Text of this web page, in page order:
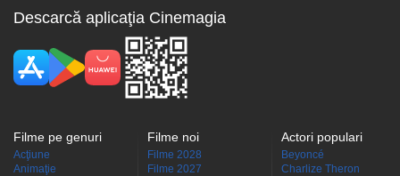
Descarcă aplicaţia Cinemagia
Filme pe genuri
Acţiune
Animaţie
Filme noi
Filme 2028
Filme 2027
Actori populari
Beyoncé
Charlize Theron